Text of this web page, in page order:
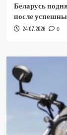
Беларусь
после
24.07.2026 0